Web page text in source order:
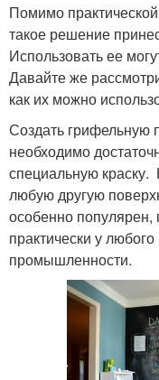
Помимо
такое решение
Использовать ее
Давайте же
как их можно
Создать грифельную
необходимо
специальную краску.
любую другую
особенно популярен,
практически у
промышленности.